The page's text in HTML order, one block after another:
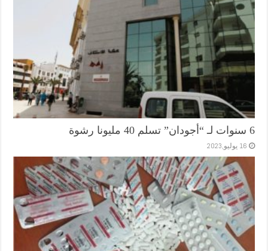
6 سنوات لـ “أجودان” تسلم 40 مليونا رشوة
16 يوليو,2023